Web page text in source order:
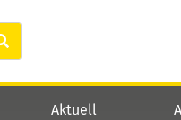
Aktuell